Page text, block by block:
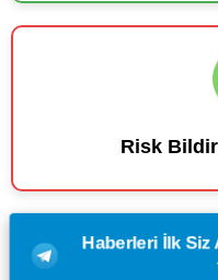
Risk
Haberleri İlk Siz